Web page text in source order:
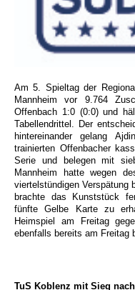
Am 5. Spieltag der
Mannheim vor 9.764
Offenbach 1:0 (0:0) und
Tabellendrittel. Der
hintereinander gelang
trainierten Offenbacher
Serie und belegen mit
Mannheim hatte wegen
viertelstündigen Verspätung
brachte das Kunststück
fünfte Gelbe Karte zu
Heimspiel am Freitag
ebenfalls bereits am Freitag
TuS Koblenz mit Sieg